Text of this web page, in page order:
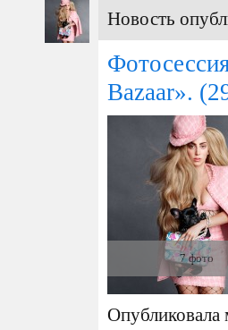
Новость
Bazaar».
7 фото
Опубликовала